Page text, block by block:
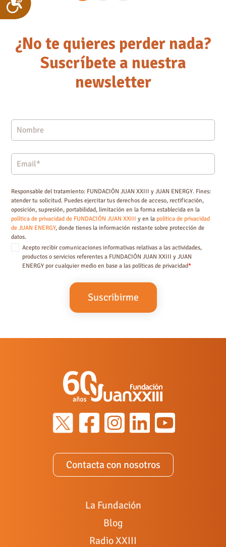
¿No te quieres perder nada?
Suscríbete a nuestra
newsletter
Responsable del tratamiento: FUNDACIÓN JUAN XXIII y JUAN ENERGY. Fines:
atender tu solicitud. Puedes ejercitar tus derechos de acceso, rectificación,
oposición, supresión, portabilidad, limitación en la forma establecida en la
política de privacidad de FUNDACIÓN JUAN XXIII y en la política de privacidad
de JUAN ENERGY, donde tienes la información restante sobre protección de
datos.
Acepto recibir comunicaciones informativas relativas a las actividades,
productos o servicios referentes a FUNDACIÓN JUAN XXIII y JUAN
ENERGY por cualquier medio en base a las políticas de privacidad*
Contacta con nosotros
La Fundación
Blog
Radio XXIII